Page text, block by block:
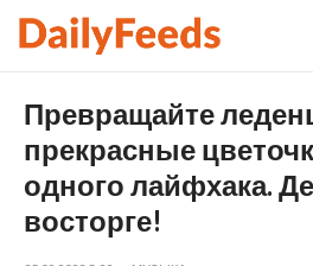
Превращайте
прекрасные
одного лайфхака.
восторге!